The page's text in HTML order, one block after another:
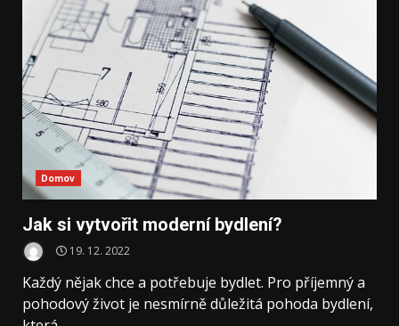
Domov
Jak si vytvořit moderní bydlení?
19. 12. 2022
Každý nějak chce a potřebuje bydlet. Pro příjemný a
pohodový život je nesmírně důležitá pohoda bydlení,